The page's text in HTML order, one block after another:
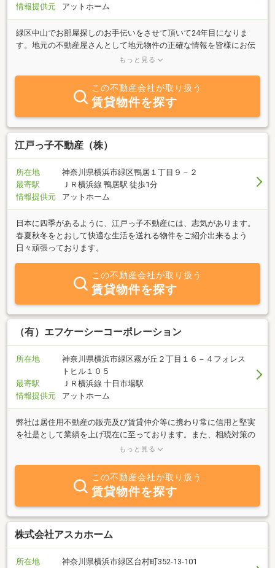
情報提供元
アットホーム
緑区中山でお部屋探しのお手伝いをさせて頂いて24年目になりま
す。地元の不動産屋さんとして地元物件の正確な情報を皆様にお伝
え出来る様心がけております。大家さんから直接ご依頼頂いた物件
さいませ！！不動産ご購入ご売却のお客様もどうぞお気軽にご相談
もっと見る
この不動産会社が取り扱う
賃貸物件を探す
江戸っ子不動産（株）
所在地
神奈川県横浜市緑区鴨居１丁目９－２
最寄駅
ＪＲ横浜線 鴨居駅 徒歩1分
情報提供元
アットホーム
日本に四季があるように、江戸っ子不動産には、志気があります。
春夏秋冬をとおして快適な生活を送れる物件をご紹介出来るよう
日々頑張っております。
この不動産会社が取り扱う
賃貸物件を探す
（有）エフケーシーコーポレーション
所在地
神奈川県横浜市緑区霧が丘２丁目１６－４フォレス
トヒル１０５
最寄駅
ＪＲ横浜線 十日市場駅
情報提供元
アットホーム
弊社は居住用不動産の販売及び賃貸仲介等に携わり常に信用と堅実
を社是として業績を上げ現在に至っております。また、相続対策の
土地活用としてアパート・マンション・医療・介護施設等の企画か
もっと見る
この不動産会社が取り扱う
賃貸物件を探す
株式会社アスカホーム
所在地
神奈川県横浜市緑区台村町352-13-101